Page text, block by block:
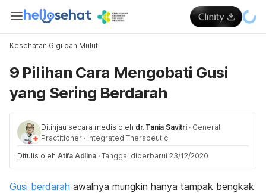
Kesehatan Gigi dan Mulut
9 Pilihan Cara Mengobati Gusi
yang Sering Berdarah
Ditinjau secara medis oleh dr. Tania Savitri · General
Practitioner · Integrated Therapeutic
Ditulis oleh Atifa Adlina · Tanggal diperbarui 23/12/2020
Gusi berdarah awalnya mungkin hanya tampak bengkak